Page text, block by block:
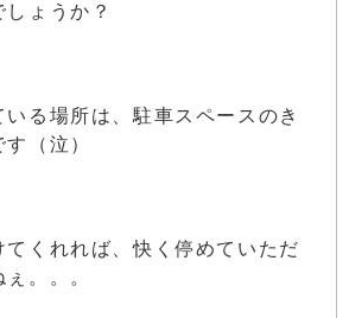
ょうか？
いる場所は、駐車スペースのき
（泣）
てくれれば、快く停めていただ
。。。